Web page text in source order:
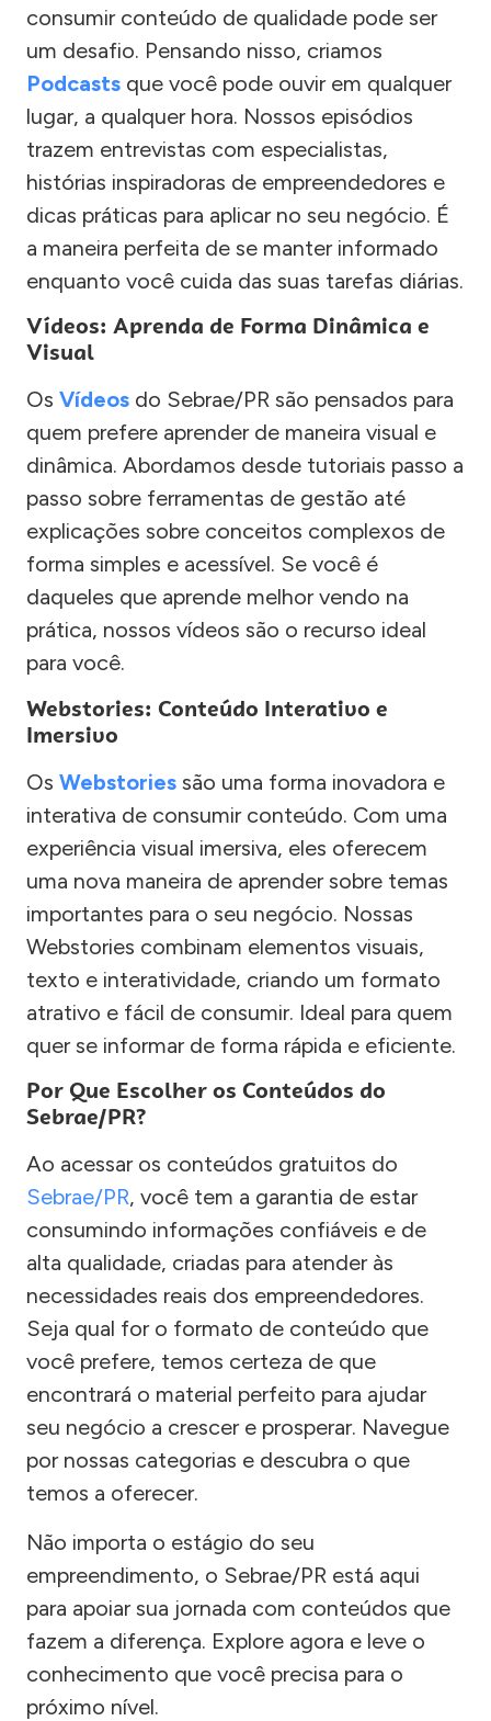
consumir conteúdo de qualidade pode ser
um desafio. Pensando nisso, criamos
Podcasts que você pode ouvir em qualquer
lugar, a qualquer hora. Nossos episódios
trazem entrevistas com especialistas,
histórias inspiradoras de empreendedores e
dicas práticas para aplicar no seu negócio. É
a maneira perfeita de se manter informado
enquanto você cuida das suas tarefas diárias.
Vídeos: Aprenda de Forma Dinâmica e
Visual
Os Vídeos do Sebrae/PR são pensados para
quem prefere aprender de maneira visual e
dinâmica. Abordamos desde tutoriais passo a
passo sobre ferramentas de gestão até
explicações sobre conceitos complexos de
forma simples e acessível. Se você é
daqueles que aprende melhor vendo na
prática, nossos vídeos são o recurso ideal
para você.
Webstories: Conteúdo Interativo e
Imersivo
Os Webstories são uma forma inovadora e
interativa de consumir conteúdo. Com uma
experiência visual imersiva, eles oferecem
uma nova maneira de aprender sobre temas
importantes para o seu negócio. Nossas
Webstories combinam elementos visuais,
texto e interatividade, criando um formato
atrativo e fácil de consumir. Ideal para quem
quer se informar de forma rápida e eficiente.
Por Que Escolher os Conteúdos do
Sebrae/PR?
Ao acessar os conteúdos gratuitos do
Sebrae/PR, você tem a garantia de estar
consumindo informações confiáveis e de
alta qualidade, criadas para atender às
necessidades reais dos empreendedores.
Seja qual for o formato de conteúdo que
você prefere, temos certeza de que
encontrará o material perfeito para ajudar
seu negócio a crescer e prosperar. Navegue
por nossas categorias e descubra o que
temos a oferecer.
Não importa o estágio do seu
empreendimento, o Sebrae/PR está aqui
para apoiar sua jornada com conteúdos que
fazem a diferença. Explore agora e leve o
conhecimento que você precisa para o
próximo nível.